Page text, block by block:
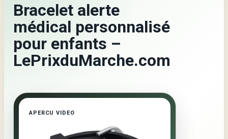
Bracelet alerte
médical personnalisé
pour enfants –
LePrixduMarche.com
APERCU VIDEO